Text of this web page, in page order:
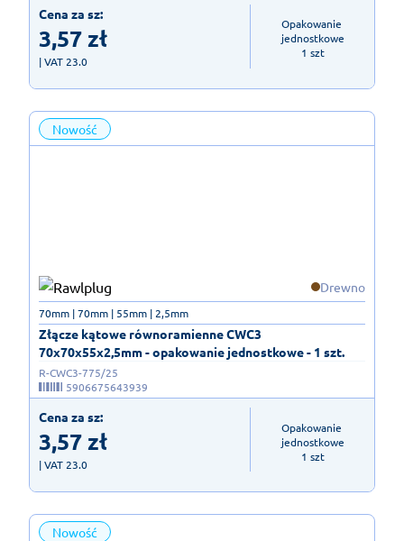
Cena za sz:
3,57zł
| VAT 23.0
Opakowanie
jednostkowe
1 szt
Nowość
Drewno
Złącze kątowe równoramienne CWC3
70x70x55x2,5mm - opakowanie jednostkowe - 1 szt.
70mm | 70mm | 55mm | 2,5mm
R-CWC3-775/25
5906675643939
Cena za sz:
3,57zł
| VAT 23.0
Opakowanie
jednostkowe
1 szt
Nowość